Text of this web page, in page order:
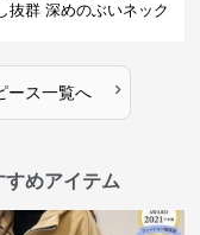
抜群 深めのぶいネック
ース一覧へ ›
すめアイテム